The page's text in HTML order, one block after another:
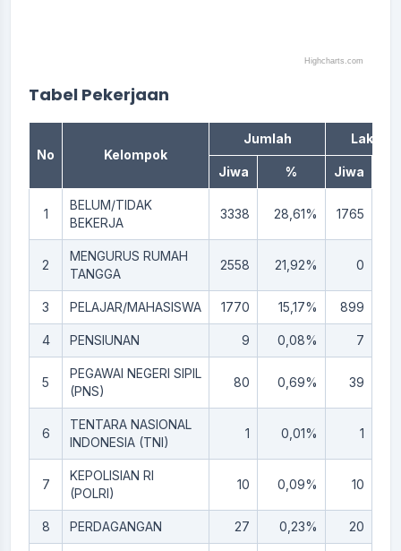
Highcharts.com
Tabel Pekerjaan
No Kelompok
Jumlah Laki-
Jiwa % Jiwa
1
BELUM/TIDAK
BEKERJA
3338 28,61% 1765
2
MENGURUS RUMAH
TANGGA
2558 21,92% 0
3 PELAJAR/MAHASISWA 1770 15,17% 899
4 PENSIUNAN 9 0,08% 7
5
PEGAWAI NEGERI SIPIL
(PNS)
80 0,69% 39
6
TENTARA NASIONAL
INDONESIA (TNI)
1 0,01% 1
7
KEPOLISIAN RI
(POLRI)
10 0,09% 10
8 PERDAGANGAN 27 0,23% 20